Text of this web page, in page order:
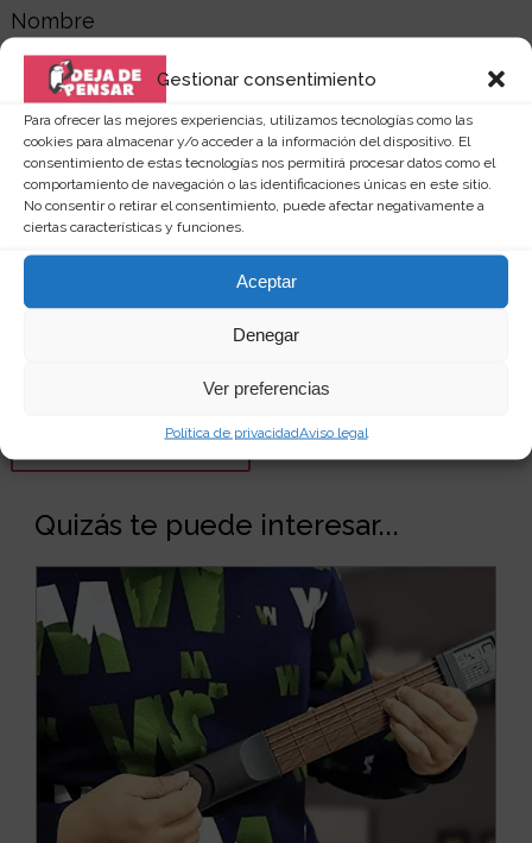
Gestionar consentimiento
Para ofrecer las mejores experiencias, utilizamos tecnologías como las
cookies para almacenar y/o acceder a la información del dispositivo. El
consentimiento de estas tecnologías nos permitirá procesar datos como el
comportamiento de navegación o las identificaciones únicas en este sitio.
No consentir o retirar el consentimiento, puede afectar negativamente a
ciertas características y funciones.
Aceptar
Denegar
Ver preferencias
Política de privacidadAviso legal
Nombre
Correo electrónico
Quizás te puede interesar...